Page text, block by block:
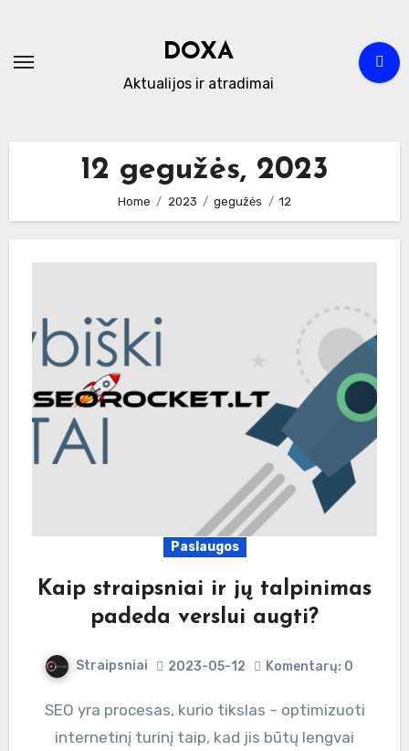
content
DOXA
Aktualijos ir atradimai
12 gegužės, 2023
Home 2023 gegužės 12
Paslaugos
Kaip straipsniai ir jų talpinimas
padeda verslui augti?
Straipsniai 2023-05-12 Komentarų: 0
SEO yra procesas, kurio tikslas – optimizuoti
internetinį turinį taip, kad jis būtų lengvai